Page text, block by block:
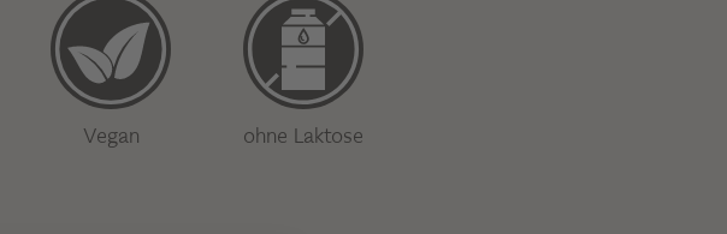
Vegan ohne Laktose